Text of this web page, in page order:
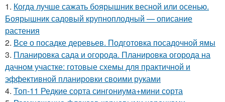
1. Когда лучше сажать боярышник весной или осенью.
Боярышник садовый крупноплодный — описание
растения
2. Все о посадке деревьев. Подготовка посадочной ямы
3. Планировка сада и огорода. Планировка огорода на
дачном участке: готовые схемы для практичной и
эффективной планировки своими руками
4. Топ-11 Редкие сорта сингониума+мини сорта